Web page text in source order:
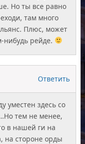
Но ты все равно
там много
Плюс, может
нибудь рейде.
Ответить
уместен здесь со
тем не менее,
в нашей ги на
на стороне орды